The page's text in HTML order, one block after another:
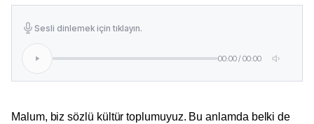
Sesli dinlemek için tıklayın.
00:00/00:00
Malum, biz sözlü kültür toplumuyuz. Bu anlamda belki de